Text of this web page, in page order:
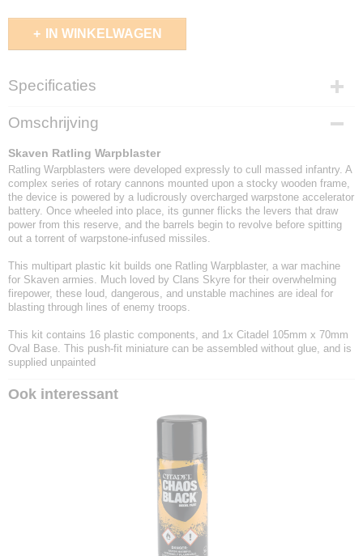
IN WINKELWAGEN
Specificaties
EAN code
5011921219124
Omschrijving
Skaven Ratling Warpblaster
Ratling Warpblasters were developed expressly to cull massed infantry. A
complex series of rotary cannons mounted upon a stocky wooden frame,
the device is powered by a ludicrously overcharged warpstone accelerator
battery. Once wheeled into place, its gunner flicks the levers that draw
power from this reserve, and the barrels begin to revolve before spitting
out a torrent of warpstone-infused missiles.
This multipart plastic kit builds one Ratling Warpblaster, a war machine
for Skaven armies. Much loved by Clans Skyre for their overwhelming
firepower, these loud, dangerous, and unstable machines are ideal for
blasting through lines of enemy troops.
This kit contains 16 plastic components, and 1x Citadel 105mm x 70mm
Oval Base. This push-fit miniature can be assembled without glue, and is
supplied unpainted
Ook interessant